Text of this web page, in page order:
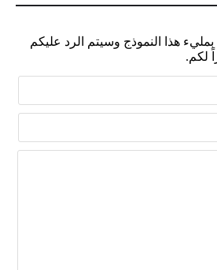
هذا النموذج وسيتم الرد عليكم
لكم.